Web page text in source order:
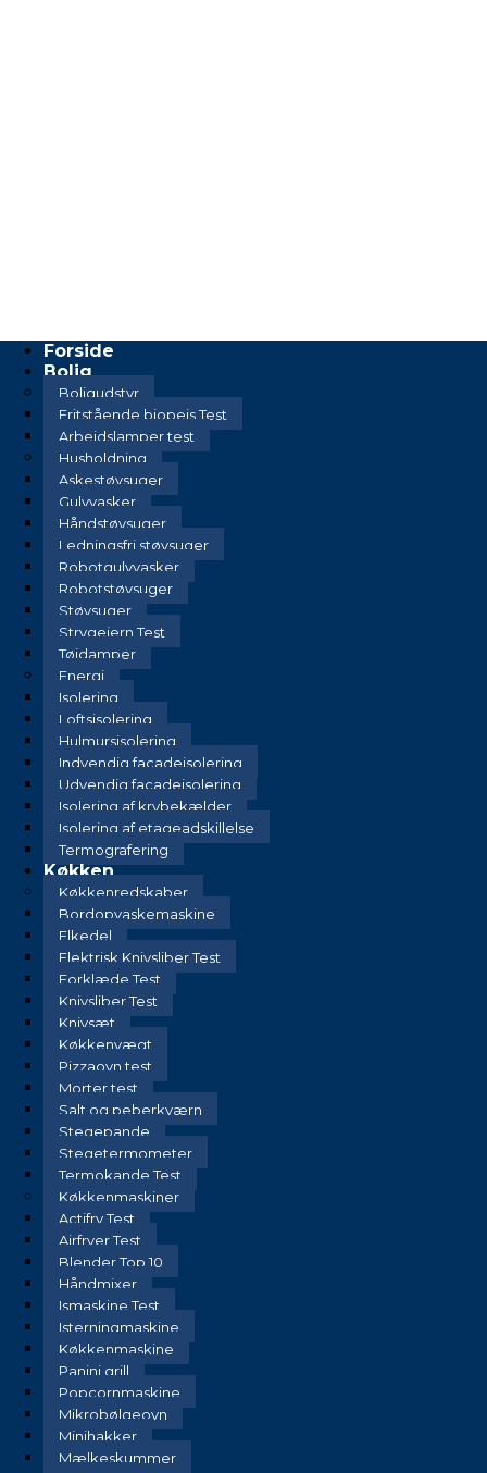
Forside
Bolig
Boligudstyr
Fritstående biopejs Test
Arbejdslamper test
Husholdning
Askestøvsuger
Gulvvasker
Håndstøvsuger
Ledningsfri støvsuger
Robotgulvvasker
Robotstøvsuger
Støvsuger
Strygejern Test
Tøjdamper
Energi
Isolering
Loftsisolering
Hulmursisolering
Indvendig facadeisolering
Udvendig facadeisolering
Isolering af krybekælder
Isolering af etageadskillelse
Termografering
Køkken
Køkkenredskaber
Bordopvaskemaskine
Elkedel
Elektrisk Knivsliber Test
Forklæde Test
Knivsliber Test
Knivsæt
Køkkenvægt
Pizzaovn test
Morter test
Salt og peberkværn
Stegepande
Stegetermometer
Termokande Test
Køkkenmaskiner
Actifry Test
Airfryer Test
Blender Top 10
Håndmixer
Ismaskine Test
Isterningmaskine
Køkkenmaskine
Panini grill
Popcornmaskine
Mikrobølgeovn
Minihakker
Mælkeskummer